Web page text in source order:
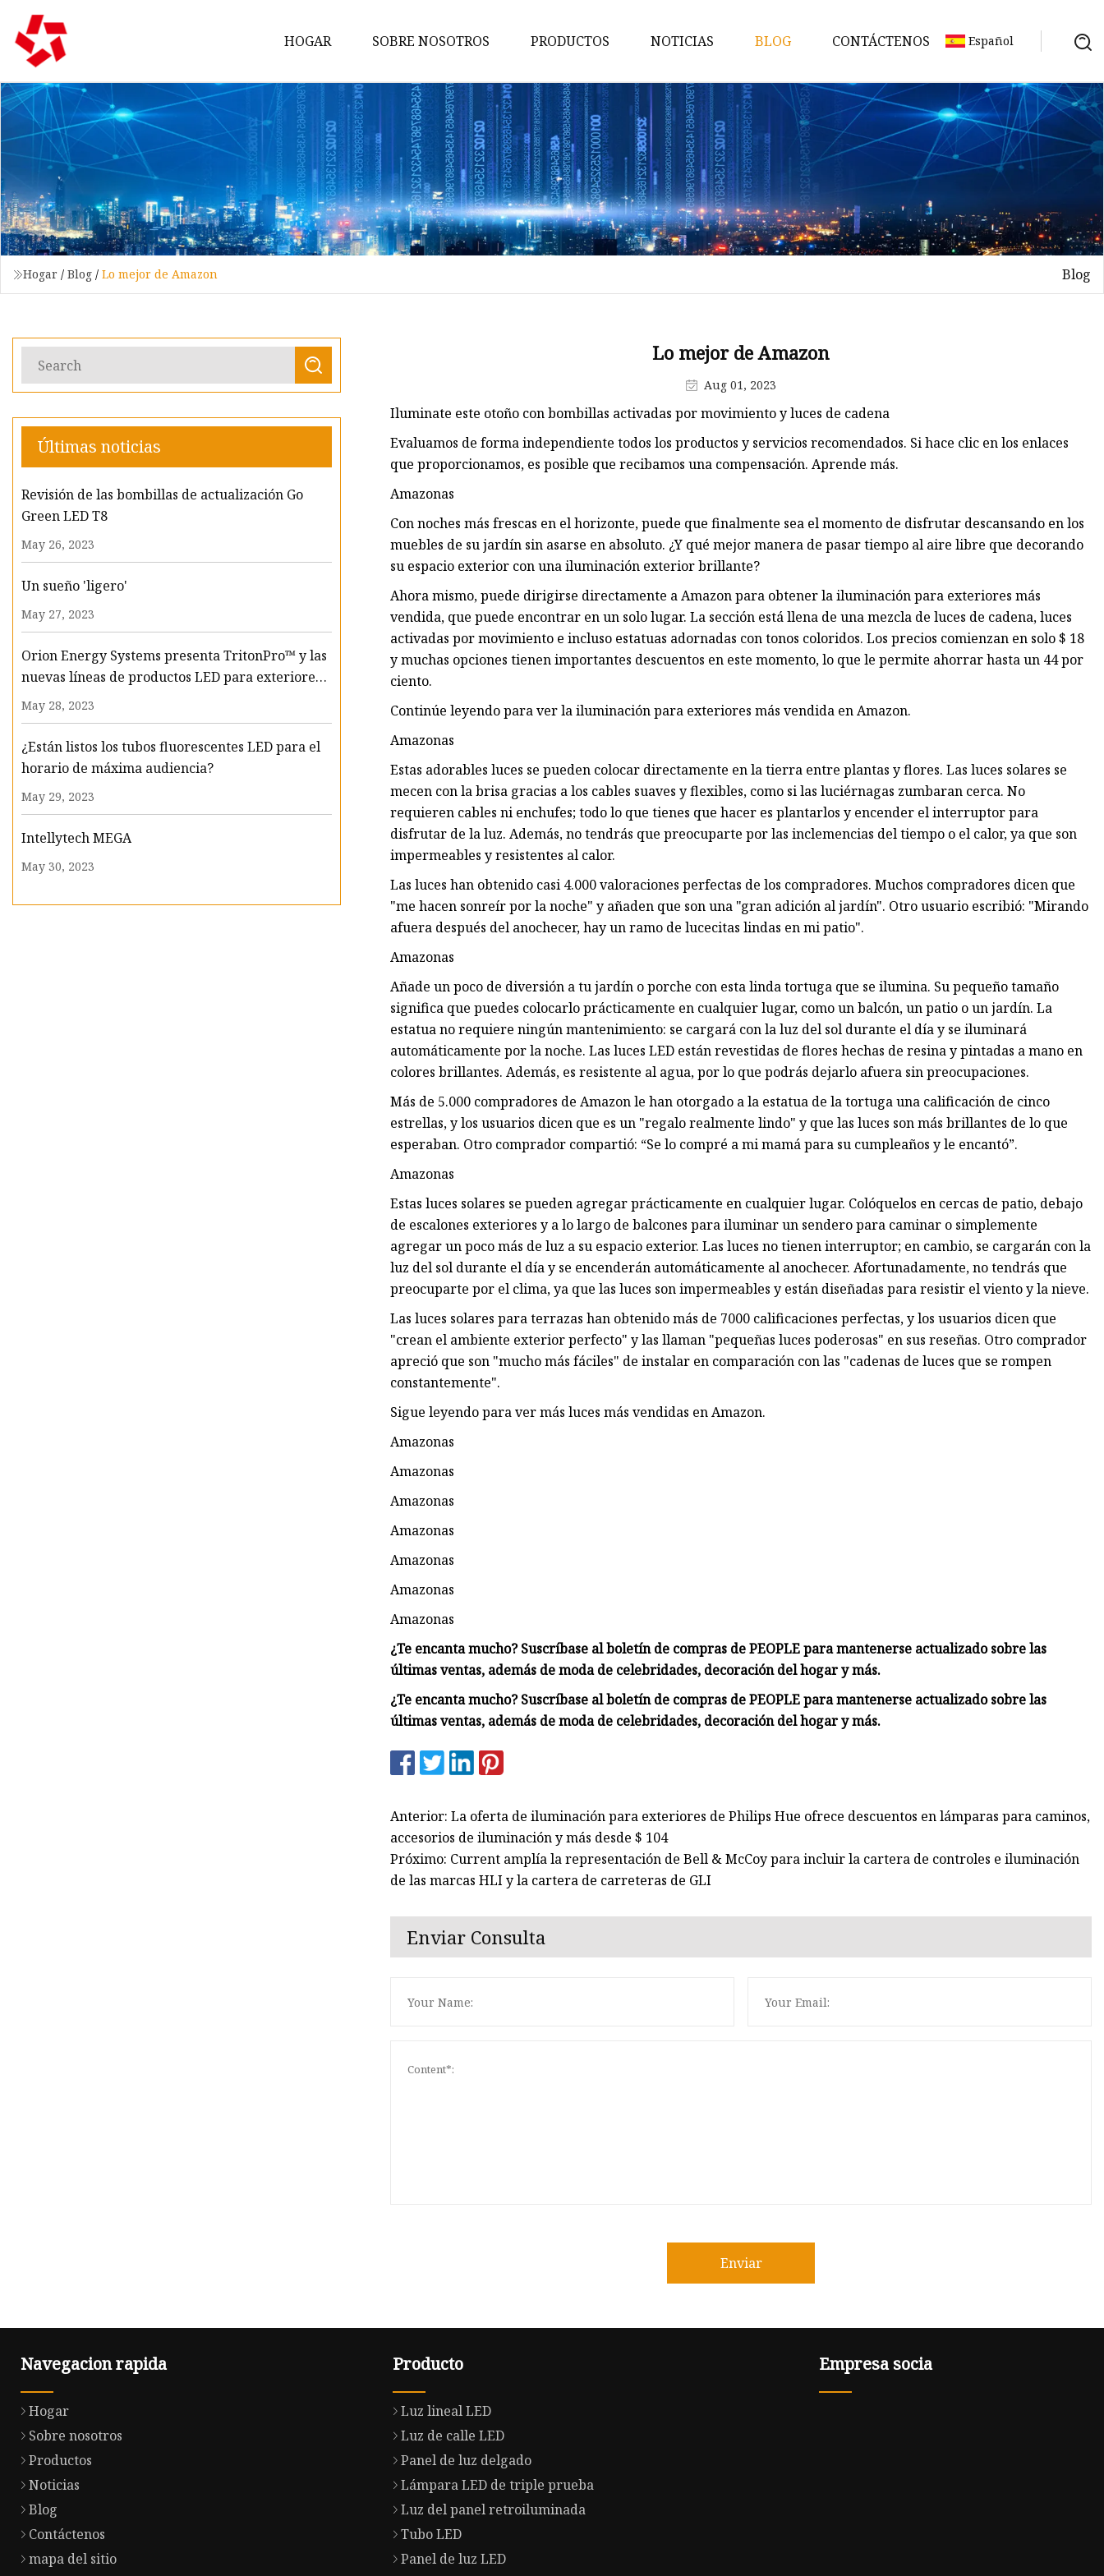
HOGAR SOBRE NOSOTROS PRODUCTOS
Luz lineal LED
Luz de calle LED
Panel de luz delgado
Lámpara LED de triple prueba
Luz del panel retroiluminada
Tubo LED
NOTICIAS BLOG CONTÁCTENOS Español
Hogar / Blog / Lo mejor de Amazon Blog
Últimas noticias
Revisión de las bombillas de actualización Go
Green LED T8
May 26, 2023
Un sueño 'ligero'
May 27, 2023
Orion Energy Systems presenta TritonPro™ y las
nuevas líneas de productos LED para exteriores
Harris, ampliando su cartera de soluciones
innovadoras y de calidad
May 28, 2023
¿Están listos los tubos fluorescentes LED para el
horario de máxima audiencia?
May 29, 2023
Intellytech MEGA
May 30, 2023
Lo mejor de Amazon
Aug 01, 2023
Iluminate este otoño con bombillas activadas por movimiento y luces de cadena
Evaluamos de forma independiente todos los productos y servicios recomendados. Si hace clic en los enlaces
que proporcionamos, es posible que recibamos una compensación. Aprende más.
Amazonas
Con noches más frescas en el horizonte, puede que finalmente sea el momento de disfrutar descansando en los
muebles de su jardín sin asarse en absoluto. ¿Y qué mejor manera de pasar tiempo al aire libre que decorando
su espacio exterior con una iluminación exterior brillante?
Ahora mismo, puede dirigirse directamente a Amazon para obtener la iluminación para exteriores más
vendida, que puede encontrar en un solo lugar. La sección está llena de una mezcla de luces de cadena, luces
activadas por movimiento e incluso estatuas adornadas con tonos coloridos. Los precios comienzan en solo $ 18
y muchas opciones tienen importantes descuentos en este momento, lo que le permite ahorrar hasta un 44 por
ciento.
Continúe leyendo para ver la iluminación para exteriores más vendida en Amazon.
Amazonas
Estas adorables luces se pueden colocar directamente en la tierra entre plantas y flores. Las luces solares se
mecen con la brisa gracias a los cables suaves y flexibles, como si las luciérnagas zumbaran cerca. No
requieren cables ni enchufes; todo lo que tienes que hacer es plantarlos y encender el interruptor para
disfrutar de la luz. Además, no tendrás que preocuparte por las inclemencias del tiempo o el calor, ya que son
impermeables y resistentes al calor.
Las luces han obtenido casi 4.000 valoraciones perfectas de los compradores. Muchos compradores dicen que
"me hacen sonreír por la noche" y añaden que son una "gran adición al jardín". Otro usuario escribió: "Mirando
afuera después del anochecer, hay un ramo de lucecitas lindas en mi patio".
Amazonas
Añade un poco de diversión a tu jardín o porche con esta linda tortuga que se ilumina. Su pequeño tamaño
significa que puedes colocarlo prácticamente en cualquier lugar, como un balcón, un patio o un jardín. La
estatua no requiere ningún mantenimiento: se cargará con la luz del sol durante el día y se iluminará
automáticamente por la noche. Las luces LED están revestidas de flores hechas de resina y pintadas a mano en
colores brillantes. Además, es resistente al agua, por lo que podrás dejarlo afuera sin preocupaciones.
Más de 5.000 compradores de Amazon le han otorgado a la estatua de la tortuga una calificación de cinco
estrellas, y los usuarios dicen que es un "regalo realmente lindo" y que las luces son más brillantes de lo que
esperaban. Otro comprador compartió: “Se lo compré a mi mamá para su cumpleaños y le encantó”.
Amazonas
Estas luces solares se pueden agregar prácticamente en cualquier lugar. Colóquelos en cercas de patio, debajo
de escalones exteriores y a lo largo de balcones para iluminar un sendero para caminar o simplemente
agregar un poco más de luz a su espacio exterior. Las luces no tienen interruptor; en cambio, se cargarán con la
luz del sol durante el día y se encenderán automáticamente al anochecer. Afortunadamente, no tendrás que
preocuparte por el clima, ya que las luces son impermeables y están diseñadas para resistir el viento y la nieve.
Las luces solares para terrazas han obtenido más de 7000 calificaciones perfectas, y los usuarios dicen que
"crean el ambiente exterior perfecto" y las llaman "pequeñas luces poderosas" en sus reseñas. Otro comprador
apreció que son "mucho más fáciles" de instalar en comparación con las "cadenas de luces que se rompen
constantemente".
Sigue leyendo para ver más luces más vendidas en Amazon.
Amazonas
Amazonas
Amazonas
Amazonas
Amazonas
Amazonas
Amazonas
¿Te encanta mucho? Suscríbase al boletín de compras de PEOPLE para mantenerse actualizado sobre las
últimas ventas, además de moda de celebridades, decoración del hogar y más.
¿Te encanta mucho? Suscríbase al boletín de compras de PEOPLE para mantenerse actualizado sobre las
últimas ventas, además de moda de celebridades, decoración del hogar y más.
Anterior: La oferta de iluminación para exteriores de Philips Hue ofrece descuentos en lámparas para caminos,
accesorios de iluminación y más desde $ 104
Próximo: Current amplía la representación de Bell & McCoy para incluir la cartera de controles e iluminación
de las marcas HLI y la cartera de carreteras de GLI
Enviar Consulta
Enviar
Navegacion rapida
Hogar
Sobre nosotros
Productos
Noticias
Blog
Contáctenos
mapa del sitio
Producto
Luz lineal LED
Luz de calle LED
Panel de luz delgado
Lámpara LED de triple prueba
Luz del panel retroiluminada
Tubo LED
Panel de luz LED
Empresa socia